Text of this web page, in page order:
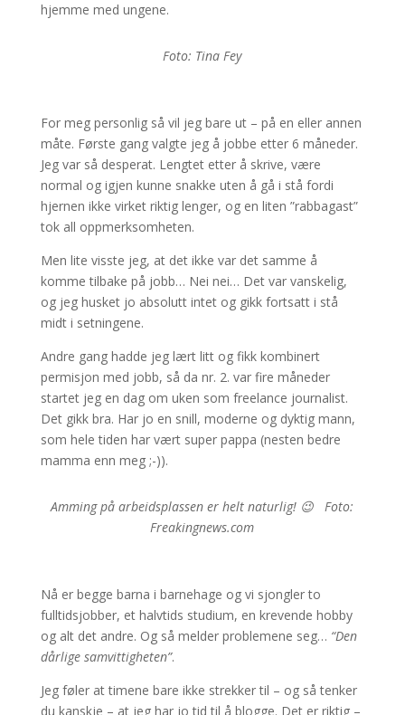
hjemme med ungene.
Foto: Tina Fey
For meg personlig så vil jeg bare ut – på en eller annen
måte. Første gang valgte jeg å jobbe etter 6 måneder.
Jeg var så desperat. Lengtet etter å skrive, være
normal og igjen kunne snakke uten å gå i stå fordi
hjernen ikke virket riktig lenger, og en liten ”rabbagast”
tok all oppmerksomheten.
Men lite visste jeg, at det ikke var det samme å
komme tilbake på jobb… Nei nei… Det var vanskelig,
og jeg husket jo absolutt intet og gikk fortsatt i stå
midt i setningene.
Andre gang hadde jeg lært litt og fikk kombinert
permisjon med jobb, så da nr. 2. var fire måneder
startet jeg en dag om uken som freelance journalist.
Det gikk bra. Har jo en snill, moderne og dyktig mann,
som hele tiden har vært super pappa (nesten bedre
mamma enn meg ;-)).
Amming på arbeidsplassen er helt naturlig! 😉 Foto:
Freakingnews.com
Nå er begge barna i barnehage og vi sjongler to
fulltidsjobber, et halvtids studium, en krevende hobby
og alt det andre. Og så melder problemene seg… “Den
dårlige samvittigheten”.
Jeg føler at timene bare ikke strekker til – og så tenker
du kanskje – at jeg har jo tid til å blogge. Det er riktig –